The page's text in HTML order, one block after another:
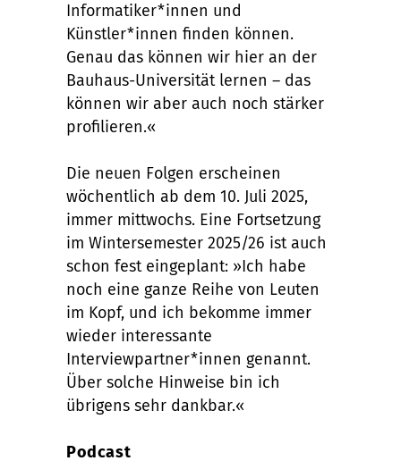
Informatiker*innen und
Künstler*innen finden können.
Genau das können wir hier an der
Bauhaus-Universität lernen – das
können wir aber auch noch stärker
profilieren.«
Die neuen Folgen erscheinen
wöchentlich ab dem 10. Juli 2025,
immer mittwochs. Eine Fortsetzung
im Wintersemester 2025/26 ist auch
schon fest eingeplant: »Ich habe
noch eine ganze Reihe von Leuten
im Kopf, und ich bekomme immer
wieder interessante
Interviewpartner*innen genannt.
Über solche Hinweise bin ich
übrigens sehr dankbar.«
Podcast